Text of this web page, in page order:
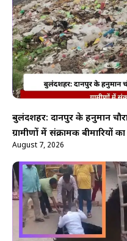
बुलंदशहर: दानपुर के हनुमान
ग्रामीणों में संक्रामक बीमारियों
August 7, 2026